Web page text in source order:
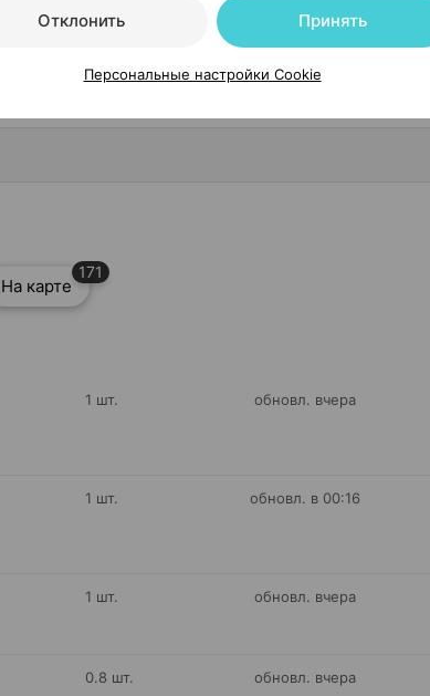
На карте
171
1 шт. обновл. вчера
1 шт. обновл. в 00:16
1 шт. обновл. вчера
0.8 шт. обновл. вчера
Отклонить Принять
Персональные настройки Cookie